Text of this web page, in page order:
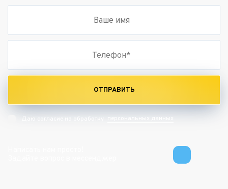
ОТПРАВИТЬ
Даю согласие на обработку персональных данных